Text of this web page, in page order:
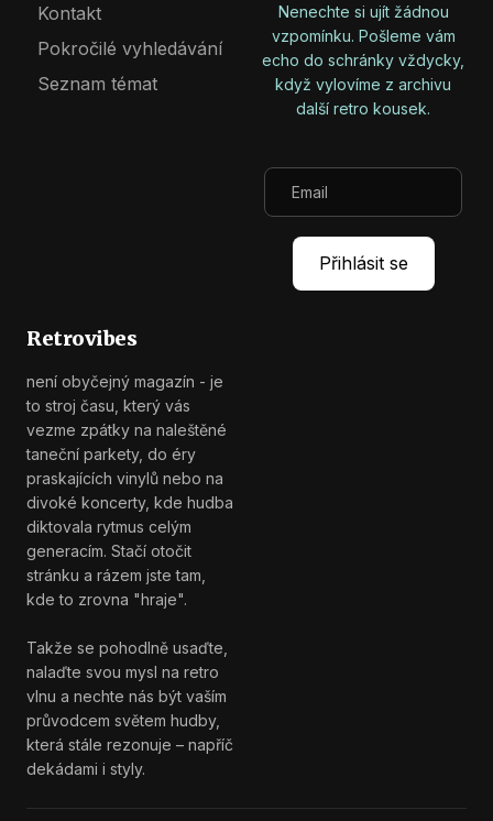
Kontakt
Pokročilé vyhledávání
Seznam témat
Nenechte si ujít žádnou
vzpomínku. Pošleme vám
echo do schránky vždycky,
když vylovíme z archivu
další retro kousek.
Retrovibes
není obyčejný magazín - je
to stroj času, který vás
vezme zpátky na naleštěné
taneční parkety, do éry
praskajících vinylů nebo na
divoké koncerty, kde hudba
diktovala rytmus celým
generacím. Stačí otočit
stránku a rázem jste tam,
kde to zrovna "hraje".
Takže se pohodlně usaďte,
nalaďte svou mysl na retro
vlnu a nechte nás být vaším
průvodcem světem hudby,
která stále rezonuje – napříč
dekádami i styly.